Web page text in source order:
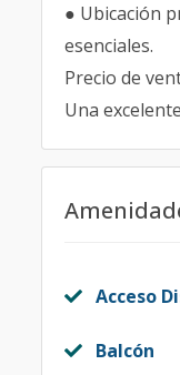
● Ubicación
esenciales.
Precio de
Una
Acceso
Balcón